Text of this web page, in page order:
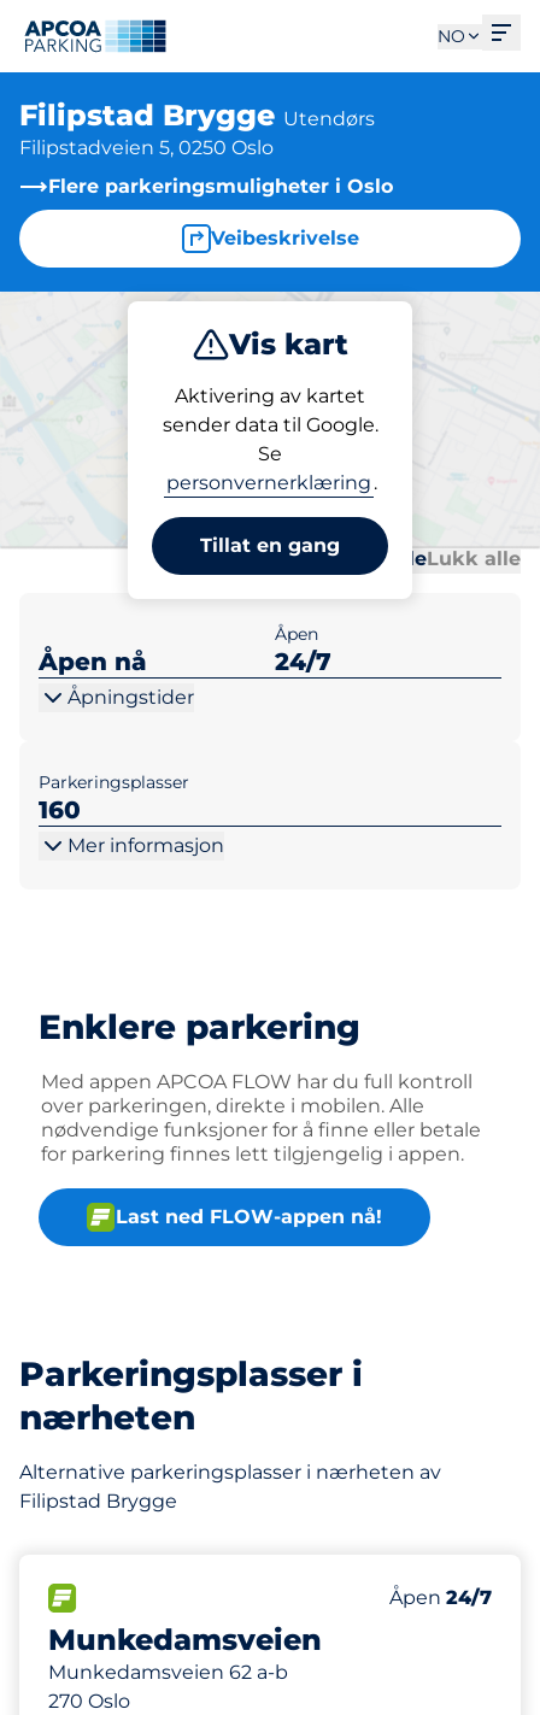
NO
Filipstad Brygge Utendørs
Filipstadveien 5, 0250 Oslo
Flere parkeringsmuligheter i Oslo
Veibeskrivelse
Vis kart
Aktivering av kartet
sender data til Google.
Se
personvernerklæring .
Tillat en gang
Parkering
Parkering
Filipstad Brygge
Åpne alleLukk alle
Åpen nå
Åpen
24/7
Åpningstider
Parkeringsplasser
160
Mer informasjon
Enklere parkering
Med appen APCOA FLOW har du full kontroll
over parkeringen, direkte i mobilen. Alle
nødvendige funksjoner for å finne eller betale
for parkering finnes lett tilgjengelig i appen.
Last ned FLOW-appen nå!
Parkeringsplasser i
nærheten
Alternative parkeringsplasser i nærheten av
Filipstad Brygge
Munkedamsveien
Munkedamsveien 62 a-b
270 Oslo
Antall
22
Torsdag&nbsp
Åpen 24/7
135 m